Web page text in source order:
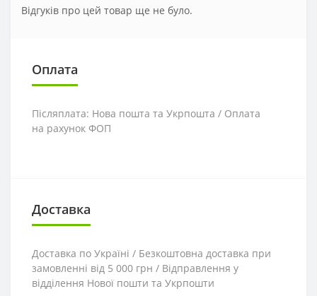
Відгуків про цей товар ще не було.
Оплата
Післяплата: Нова пошта та Укрпошта / Оплата
на рахунок ФОП
Доставка
Доставка по Україні / Безкоштовна доставка при
замовленні від 5 000 грн / Відправлення у
відділення Нової пошти та Укрпошти